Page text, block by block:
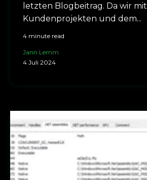
letzten Blogbeitrag. Da wir mit
Kundenprojekten und dem...
4 minute read
Jann Lemm
4 Juli 2024